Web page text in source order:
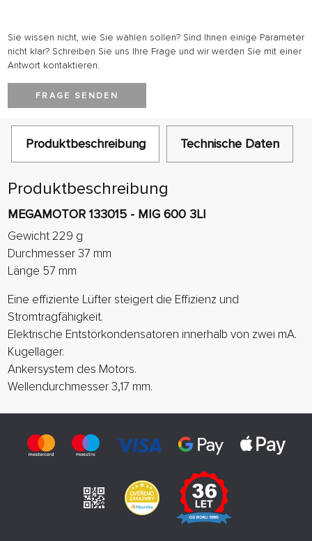
Sie wissen nicht, wie Sie wählen sollen? Sind Ihnen einige Parameter
nicht klar? Schreiben Sie uns Ihre Frage und wir werden Sie mit einer
Antwort kontaktieren.
FRAGE SENDEN
Produktbeschreibung Technische Daten
Produktbeschreibung
MEGAMOTOR 133015 - MIG 600 3LI
Gewicht 229 g
Durchmesser 37 mm
Länge 57 mm
Eine effiziente Lüfter steigert die Effizienz und
Stromtragfähigkeit.
Elektrische Entstörkondensatoren innerhalb von zwei mA.
Kugellager.
Ankersystem des Motors.
Wellendurchmesser 3,17 mm.